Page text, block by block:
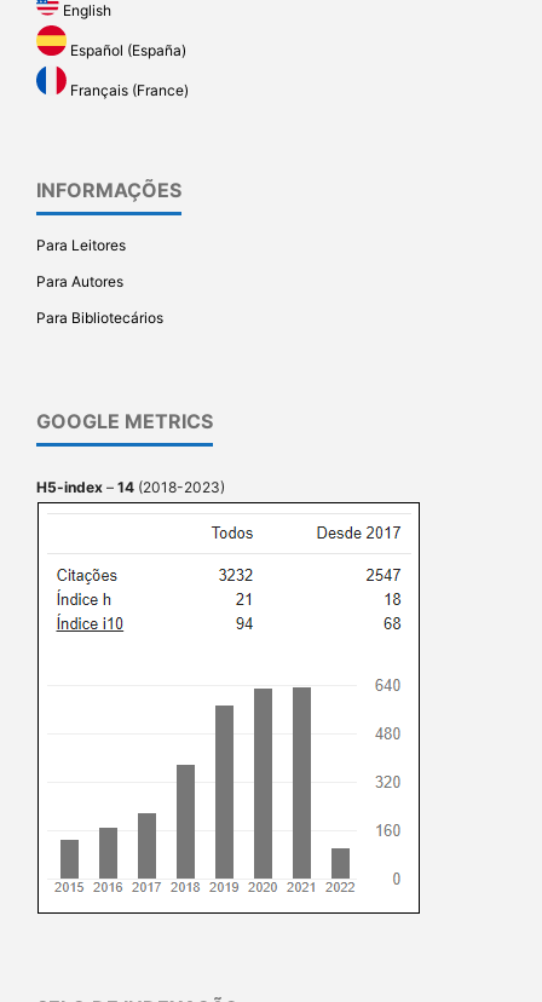
English
Español (España)
Français (France)
INFORMAÇÕES
Para Leitores
Para Autores
Para Bibliotecários
GOOGLE METRICS
H5-index – 14 (2018-2023)